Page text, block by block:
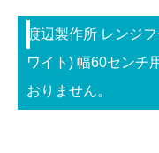
渡辺製作所 レンジ
ワイト) 幅60センチ
おりません。